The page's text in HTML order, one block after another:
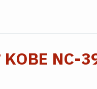
KOBE